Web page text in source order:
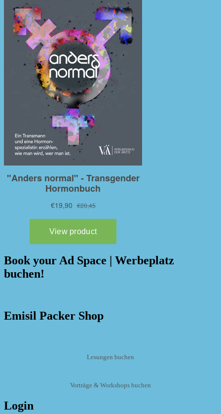
Book your Ad Space | Werbeplatz
buchen!
Emisil Packer Shop
Lesungen buchen
Vorträge & Workshops buchen
Login